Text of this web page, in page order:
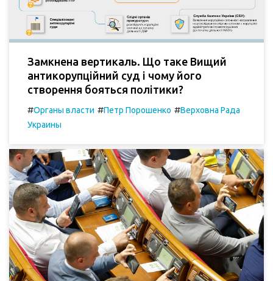
Замкнена вертикаль. Що таке Вищий
антикорупційний суд і чому його
створення бояться політики?
#Органы власти #Петр Порошенко #Верховна Рада
Украины